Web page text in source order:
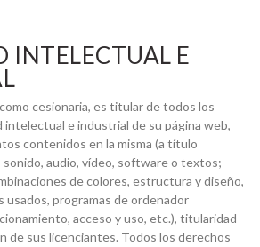
INTELECTUAL E
cesionaria, es titular de todos los
e industrial de su página web,
contenidos en la misma (a título
audio, vídeo, software o textos;
de colores, estructura y diseño,
usados, programas de ordenador
acceso y uso, etc.), titularidad
de sus licenciantes. Todos los derechos